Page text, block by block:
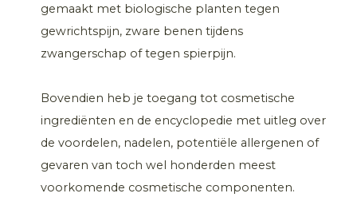
gemaakt met biologische planten tegen
gewrichtspijn, zware benen tijdens
zwangerschap of tegen spierpijn.
Bovendien heb je toegang tot cosmetische
ingrediënten en de encyclopedie met uitleg over
de voordelen, nadelen, potentiële allergenen of
gevaren van toch wel honderden meest
voorkomende cosmetische componenten.